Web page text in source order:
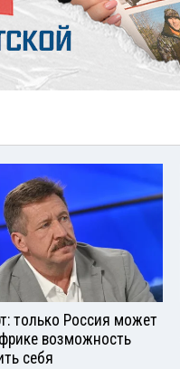
только Россия может
возможность
себя